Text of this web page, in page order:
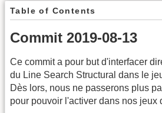
Table of Contents
Commit 2019-08-13
Ce commit a pour but d'interfacer
du Line Search Structural dans le
Dès lors, nous ne passerons plus
pour pouvoir l'activer dans nos jeux